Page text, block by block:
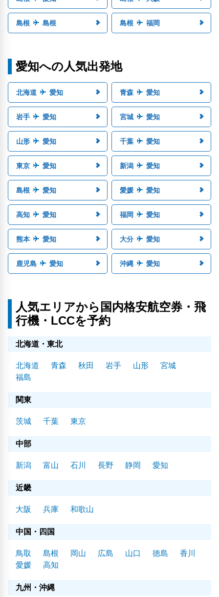
島根 島根 島根 福岡
愛知への人気出発地
北海道 愛知 青森 愛知
岩手 愛知 宮城 愛知
山形 愛知 千葉 愛知
東京 愛知 新潟 愛知
島根 愛知 愛媛 愛知
高知 愛知 福岡 愛知
熊本 愛知 大分 愛知
鹿児島 愛知 沖縄 愛知
人気エリアから国内格安航空券・飛
行機・LCCを予約
北海道・東北
北海道 青森 秋田 岩手 山形
宮城
福島
関東
茨城 千葉 東京
中部
新潟 富山 石川 長野 静岡 愛知
近畿
大阪 兵庫 和歌山
中国・四国
鳥取 島根 岡山 広島 山口 徳島
香川
愛媛
高知
九州・沖縄